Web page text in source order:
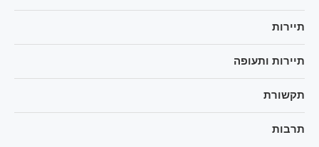
תיירות
תיירות ותעופה
תקשורת
תרבות